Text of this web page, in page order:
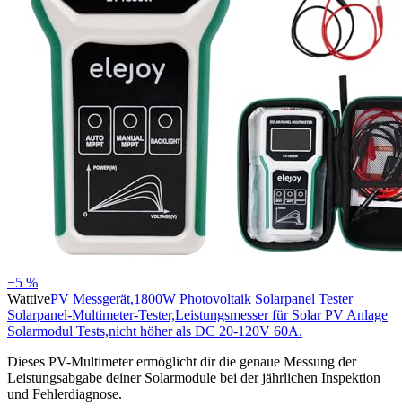
−5 %
WattivePV Messgerät,1800W Photovoltaik Solarpanel Tester
Solarpanel-Multimeter-Tester,Leistungsmesser für Solar PV Anlage
Solarmodul Tests,nicht höher als DC 20-120V 60A.
Dieses PV-Multimeter ermöglicht dir die genaue Messung der
Leistungsabgabe deiner Solarmodule bei der jährlichen Inspektion
und Fehlerdiagnose.